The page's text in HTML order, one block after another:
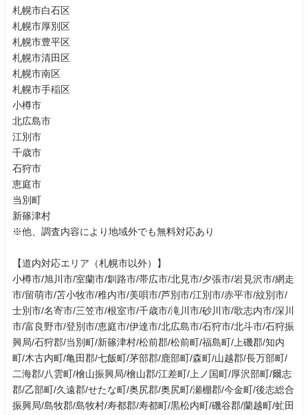
札幌市白石区
札幌市厚別区
札幌市豊平区
札幌市清田区
札幌市南区
札幌市手稲区
小樽市
北広島市
江別市
千歳市
石狩市
恵庭市
当別町
新篠津村
※他、調査内容により地域外でも無料対応あり
【道内対応エリア（札幌市以外）】
小樽市/旭川市/室蘭市/釧路市/帯広市/北見市/夕張市/岩見沢市/網走
市/留萌市/苫小牧市/稚内市/美唄市/芦別市/江別市/赤平市/紋別市/
士別市/名寄市/三笠市/根室市/千歳市/滝川市/砂川市/歌志内市/深川
市/富良野市/登別市/恵庭市/伊達市/北広島市/石狩市/北斗市/石狩振
興局/石狩郡/当別町/新篠津村/松前郡/松前町/福島町/上磯郡/知内
町/木古内町/亀田郡/七飯町/茅部郡/鹿部町/森町/山越郡/長万部町/
二海郡/八雲町/檜山振興局/檜山郡/江差町/上ノ国町/厚沢部町/爾志
郡/乙部町/久遠郡/せたな町/奥尻郡/奥尻町/瀬棚郡/今金町/後志総合
振興局/島牧郡/島牧村/寿都郡/寿都町/黒松内町/磯谷郡/蘭越町/虻田